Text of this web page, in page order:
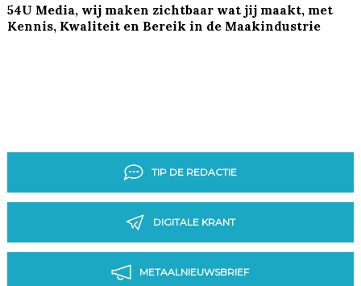
54U Media, wij maken zichtbaar wat jij maakt, met
Kennis, Kwaliteit en Bereik in de Maakindustrie
TIP DE REDACTIE
DIGITALE KRANT
METAALNIEUWSBRIEF